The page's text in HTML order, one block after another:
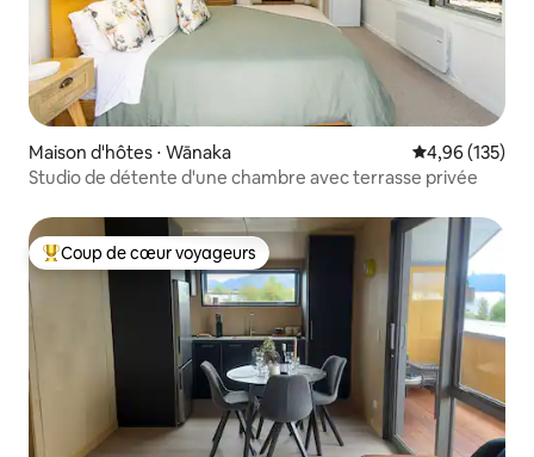
Maison d'hôtes ⋅ Wānaka Évaluation
4,96 (135)
Studio de détente d'une chambre avec terrasse privée
Coups de cœur voyageurs les plus appréciés
Coup de cœur voyageurs